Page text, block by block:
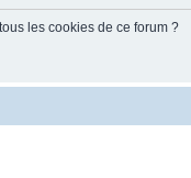
les cookies de ce forum ?